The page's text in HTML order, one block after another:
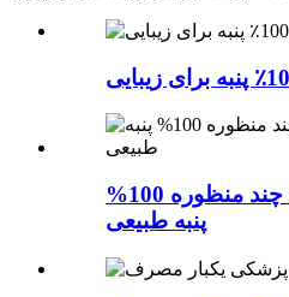
دستمال مرطوب چند منظوره 100%
پنبه طبیعی